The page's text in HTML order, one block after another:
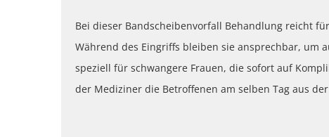
Bei dieser Bandscheibenvorfall Behandlung reicht
Während des Eingriffs bleiben sie ansprechbar, um
speziell für schwangere Frauen, die sofort auf
der Mediziner die Betroffenen am selben Tag aus